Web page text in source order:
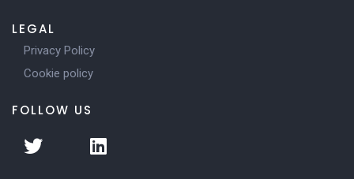
LEGAL
Privacy Policy
Cookie policy
FOLLOW US